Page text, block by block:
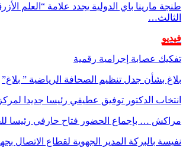
طنجة مارينا باي الدولية يجدد علامة “العلم
الثالث…
فيديو
تفكيك عصابة إجرامية رقمية
بلاغ بشأن جدل تنظيم الصحافة الرياضية ” بلاغ”
انتخاب الدكتور توفيق عطيفي رئيسا جديدا
مراكش … بإجماع الحضور فتاح حارفي رئيسا
نفيسة بالبركة المدير الجهوية لقطاع الاتصال